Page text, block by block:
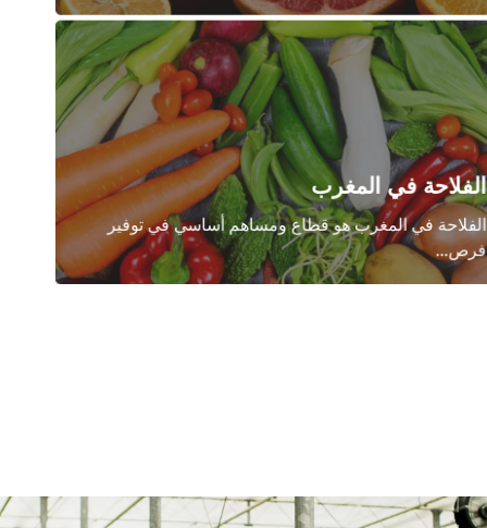
في المغرب
في المغرب هو قطاع ومساهم أساسي في توفير